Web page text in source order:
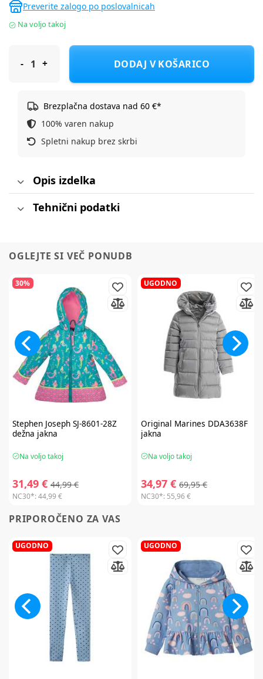
Preverite zalogo po poslovalnicah
Na voljo takoj
Name It jakna prehodna DR 13244711 NKFLELA D Večbarvno
DODAJ V KOŠARICO
Brezplačna dostava nad 60 €*
100% varen nakup
Spletni nakup brez skrbi
Opis izdelka
Tehnični podatki
OGLEJTE SI VEČ PONUDB
30%
Stephen JosephSJ-8601-28Z
dežna jakna
Na voljo takoj
31,49 € 44,99 €
NC30*:44,99 €
UGODNO
Original Marines DDA3638F
jakna
Na voljo takoj
34,97 € 69,95 €
NC30*: 55,96 €
PRIPOROČENO ZA VAS
UGODNO UGODNO